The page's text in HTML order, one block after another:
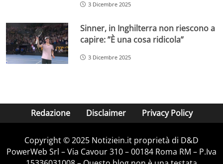
3 Dicembre 2025
Sinner, in Inghilterra non riescono a
capire: ”È una cosa ridicola”
3 Dicembre 2025
Redazione Disclaimer Privacy Policy
Copyright © 2025 Notiziein.it proprietà di D&D
PowerWeb Srl – Via Cavour 310 – 00184 Roma RM – P.Iva